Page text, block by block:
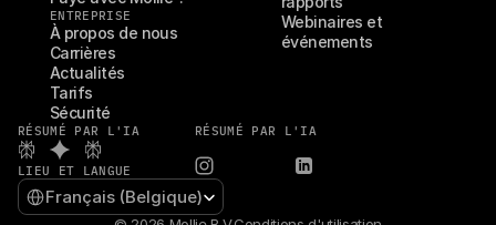
ENTREPRISE
À propos de nous
Carrières
Actualités
Tarifs
Sécurité
Webinaires et
événements
RÉSUMÉ PAR L'IA RÉSUMÉ PAR L'IA
LIEU ET LANGUE
Select Language
Français (Belgique)